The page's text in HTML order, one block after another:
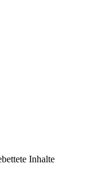
Inhalte